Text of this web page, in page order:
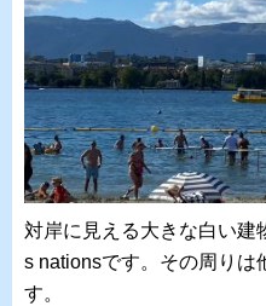
対岸に見える大きな白い建
s nationsです。その周りは
す。